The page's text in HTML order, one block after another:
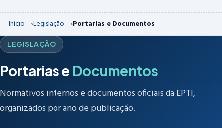
Início Legislação Portarias e Documentos
LEGISLAÇÃO
Portarias e Documentos
Normativos internos e documentos oficiais da EPTI,
organizados por ano de publicação.